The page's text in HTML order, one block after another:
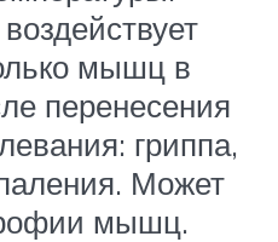
мышц в
перенесения
гриппа,
Может
мышц.